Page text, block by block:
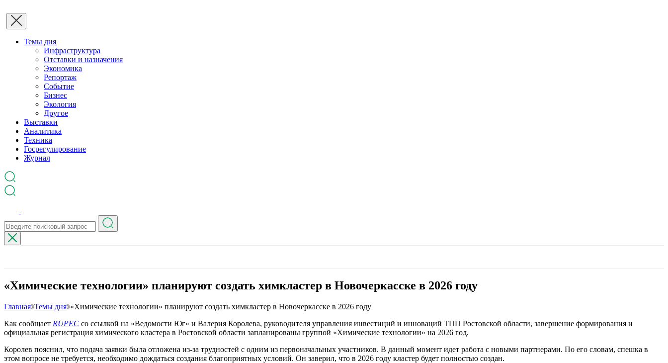
Темы дня
Инфраструктура
Отставки и назначения
Экономика
Репортаж
Событие
Бизнес
Экология
Другое
Выставки
Аналитика
Техника
Госрегулирование
Журнал
«Химические технологии» планируют создать химкластер в Новочеркасске в 2026 году
Главная Темы дня «Химические технологии» планируют создать химкластер в Новочеркасске в 2026 году
Как сообщает RUPEC со ссылкой на «Ведомости Юг» и Валерия Королева, руководителя управления инвестиций и инноваций ТПП Ростовской области, завершение формирования и
официальная регистрация химического кластера в Ростовской области запланированы группой «Химические технологии» на 2026 год.
Королев пояснил, что подача заявки была отложена из-за трудностей с одним из первоначальных участников. В данный момент идет работа с новыми партнерами. По его словам, спешка в
этом вопросе не требуется, необходимо дождаться создания благоприятных условий. Он заверил, что в 2026 году кластер будет полностью создан.